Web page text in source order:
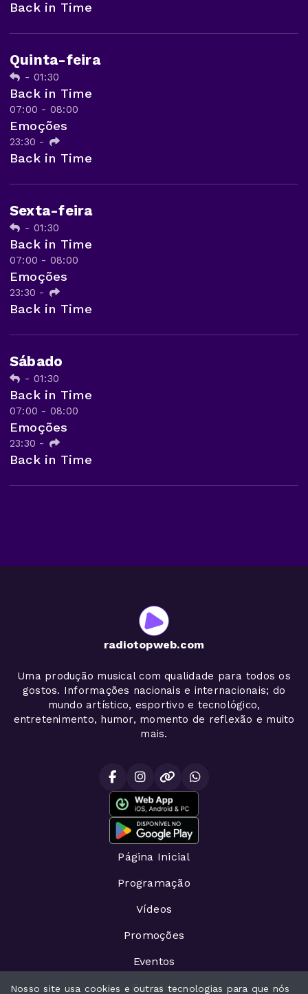
Back in Time
Quinta-feira
- 01:30
Back in Time
07:00 - 08:00
Emoções
23:30 -
Back in Time
Sexta-feira
- 01:30
Back in Time
07:00 - 08:00
Emoções
23:30 -
Back in Time
Sábado
- 01:30
Back in Time
07:00 - 08:00
Emoções
23:30 -
Back in Time
radiotopweb.com
Uma produção musical com qualidade para todos os
gostos. Informações nacionais e internacionais; do
mundo artístico, esportivo e tecnológico,
entretenimento, humor, momento de reflexão e muito
mais.
Página Inicial
Programação
Vídeos
Promoções
Eventos
Recados
Nosso site usa cookies e outras tecnologias para que nós